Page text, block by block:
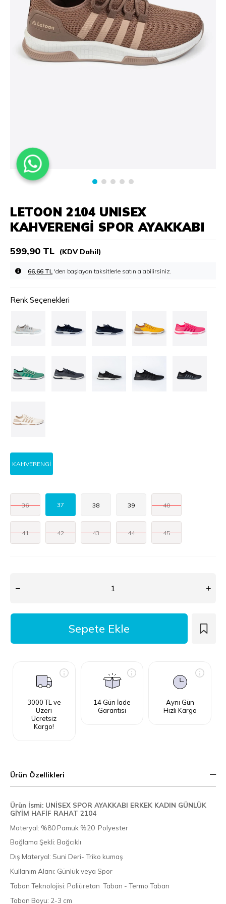
LETOON 2104 UNISEX
KAHVERENGI SPOR AYAKKABI
599,90 TL (KDV Dahil)
66,66 TL 'den başlayan taksitlerle
Renk Seçenekleri
KAHVERENGİ
36 37 38 39 40
41 42 43 44 45
3000 TL ve
Üzeri
Ücretsiz
Kargo!
14 Gün İade
Garantisi
Aynı Gün
Hızlı Kargo
Ürün Özellikleri
Ürün İsmi: UNİSEX SPOR AYAKKABI ERKEK KADIN GÜNLÜK
GİYİM HAFİF RAHAT 2104
Materyal: %80 Pamuk %20 Polyester
Bağlama Şekli: Bağcıklı
Dış Materyal: Suni Deri- Triko kumaş
Kullanım Alanı: Günlük veya Spor
Taban Teknolojisi: Poliüretan Taban - Termo Taban
Taban Boyu: 2-3 cm